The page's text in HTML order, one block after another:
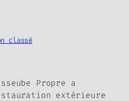
classé
Propre a
extérieure